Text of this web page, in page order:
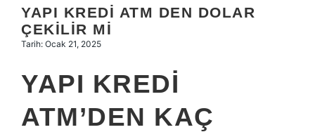
Hakkımızda
YAPI KREDI ATM DEN DOLAR
ÇEKILIR MI
Tarih: Ocak 21, 2025
YAPI KREDI
ATM’DEN KAÇ